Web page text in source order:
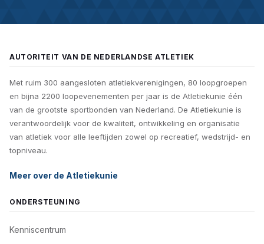
AUTORITEIT VAN DE NEDERLANDSE ATLETIEK
Met ruim 300 aangesloten atletiekverenigingen, 80 loopgroepen
en bijna 2200 loopevenementen per jaar is de Atletiekunie één
van de grootste sportbonden van Nederland. De Atletiekunie is
verantwoordelijk voor de kwaliteit, ontwikkeling en organisatie
van atletiek voor alle leeftijden zowel op recreatief, wedstrijd- en
topniveau.
Meer over de Atletiekunie
ONDERSTEUNING
Kenniscentrum